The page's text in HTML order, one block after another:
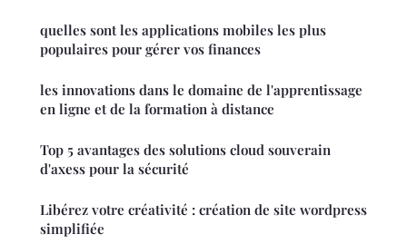
quelles sont les applications mobiles les plus
populaires pour gérer vos finances
les innovations dans le domaine de l'apprentissage
en ligne et de la formation à distance
Top 5 avantages des solutions cloud souverain
d'axess pour la sécurité
Libérez votre créativité : création de site wordpress
simplifiée